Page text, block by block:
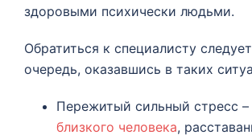
здоровыми психически людьми.
Обратиться к специалисту
очередь, оказавшись в таких
Пережитый сильный стресс –
близкого человека,